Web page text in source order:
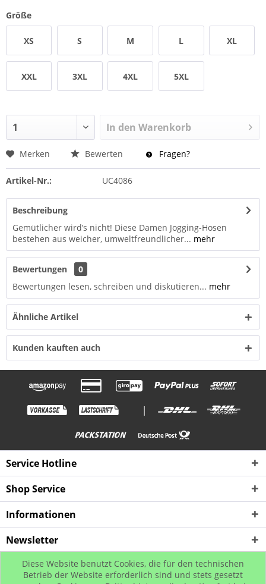
Größe
XS S M L XL
XXL 3XL 4XL 5XL
In den Warenkorb
Merken Bewerten Fragen?
Artikel-Nr.: UC4086
Beschreibung
Gemütlicher wird’s nicht! Diese Damen Jogging-Hosen
bestehen aus weicher, umweltfreundlicher... mehr
Bewertungen
0
Bewertungen lesen, schreiben und diskutieren... mehr
Ähnliche Artikel
Kunden kauften auch
|
Service Hotline
Shop Service
Informationen
Newsletter
* Alle Preise inkl. gesetzl. Mehrwertsteuer zzgl. Versandkosten, wenn nicht
Diese Website benutzt Cookies, die für den technischen
Betrieb der Website erforderlich sind und stets gesetzt